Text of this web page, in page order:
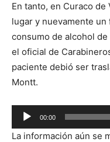
En tanto, en Curaco
lugar y nuevamente
consumo de alcohol
el oficial de
paciente debió ser
Montt.
Reproductor
de
00:00
La información aún se